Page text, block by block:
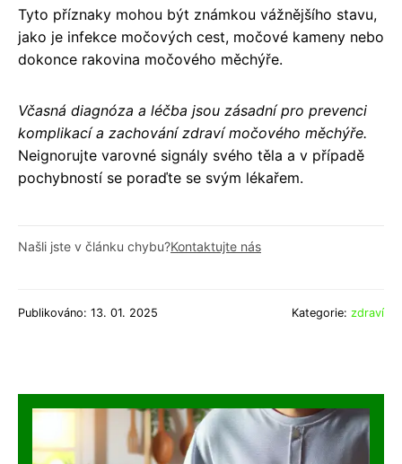
Tyto příznaky mohou být známkou vážnějšího stavu,
jako je infekce močových cest, močové kameny nebo
dokonce rakovina močového měchýře.
Včasná diagnóza a léčba jsou zásadní pro prevenci
komplikací a zachování zdraví močového měchýře.
Neignorujte varovné signály svého těla a v případě
pochybností se poraďte se svým lékařem.
Našli jste v článku chybu?Kontaktujte nás
Publikováno: 13. 01. 2025 Kategorie: zdraví